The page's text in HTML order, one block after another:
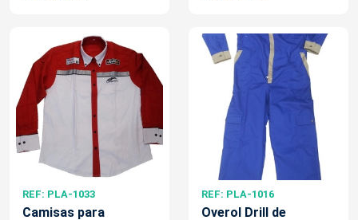
REF: PLA-1033
Camisas para
REF: PLA-1016
Overol Drill de